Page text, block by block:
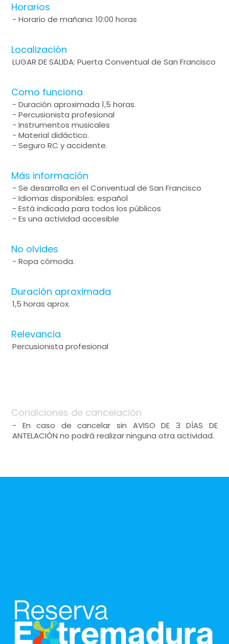
Horarios
- Horario de mañana: 10:00 horas
Localización
LUGAR DE SALIDA: Puerta Conventual de San Francisco
Como funciona
- Duración aproximada 1,5 horas.
- Percusionista profesional
- Instrumentos musicales
- Material didáctico.
- Seguro RC y accidente.
Más información
- Se desarrolla en el Conventual de San Francisco
- Idiomas disponibles: español
- Está indicada para todos los públicos
- Es una actividad accesible
No olvides
- Ropa cómoda.
Duración aproximada
1,5 horas aprox.
Relevancia
Percusionista profesional
Condiciones de cancelación
- En caso de cancelar sin AVISO DE 3 DÍAS DE
ANTELACIÓN no podrá realizar ninguna otra actividad.